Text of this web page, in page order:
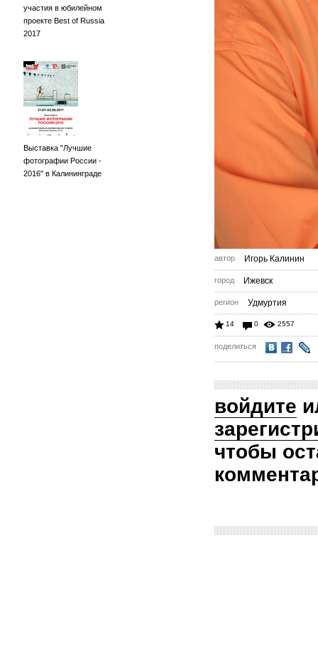
участия в юбилейном
проекте Best of Russia
2017
Выставка "Лучшие
фотографии России -
2016" в Калининграде
автор Игорь Калинин
город Ижевск
регион Удмуртия
14 0 2557
поделиться
войдите
чтобы